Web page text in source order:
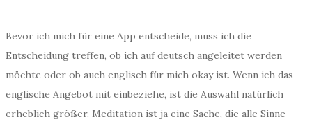
Bevor ich mich für eine App entscheide, muss ich die
Entscheidung treffen, ob ich auf deutsch angeleitet werden
möchte oder ob auch englisch für mich okay ist. Wenn ich das
englische Angebot mit einbeziehe, ist die Auswahl natürlich
erheblich größer. Meditation ist ja eine Sache, die alle Sinne